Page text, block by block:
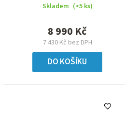
Skladem (>5 ks)
7 430 Kč bez DPH
8 990 Kč
DO KOŠÍKU